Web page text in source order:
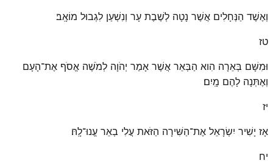
וְאֶשֶׁד הַנְּחָלִים אֲשֶׁר נָטָה לְשֶׁבֶת עָר וְנִשְׁעַן לִגְבוּל מוֹאָֽב׃
טז
וּמִשָּׁם בְּאֵרָה הִוא הַבְּאֵר אֲשֶׁר אָמַר יְהֹוָה לְמֹשֶׁה אֱסֹף אֶת־הָעָם
וְאֶתְּנָה לָהֶם מָֽיִם׃
יז
אָז יָשִׁיר יִשְׂרָאֵל אֶת־הַשִּׁירָה הַזֹּאת עֲלִי בְאֵר עֱנוּ־לָֽהּ׃
יח